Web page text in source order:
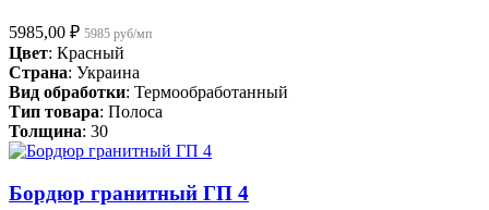
5985,00 ₽ 5985 руб/мп
Цвет: Красный
Страна: Украина
Вид обработки: Термообработанный
Тип товара: Полоса
Толщина: 30
Бордюр гранитный ГП 4